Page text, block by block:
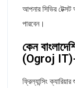
আপনার সিভির
পারবেন।
কেন
(Ogroj IT)-
ফ্রিল্যান্সিং